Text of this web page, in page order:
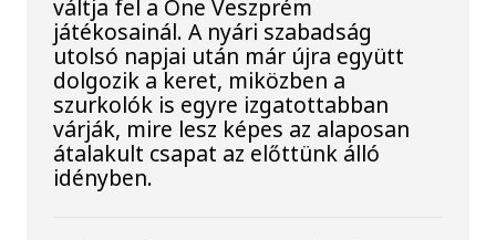
váltja fel a One Veszprém
játékosainál. A nyári szabadság
utolsó napjai után már újra együtt
dolgozik a keret, miközben a
szurkolók is egyre izgatottabban
várják, mire lesz képes az alaposan
átalakult csapat az előttünk álló
idényben.